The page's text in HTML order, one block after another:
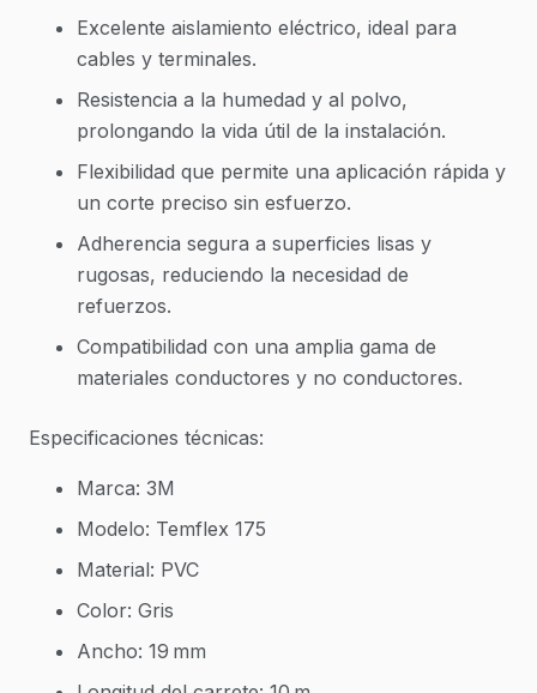
Excelente aislamiento eléctrico, ideal para
cables y terminales.
Resistencia a la humedad y al polvo,
prolongando la vida útil de la instalación.
Flexibilidad que permite una aplicación rápida y
un corte preciso sin esfuerzo.
Adherencia segura a superficies lisas y
rugosas, reduciendo la necesidad de
refuerzos.
Compatibilidad con una amplia gama de
materiales conductores y no conductores.
Especificaciones técnicas:
Marca: 3M
Modelo: Temflex 175
Material: PVC
Color: Gris
Ancho: 19 mm